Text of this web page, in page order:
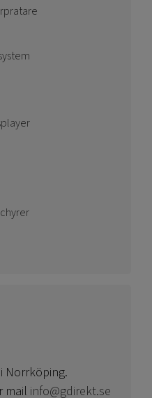
Norrköping.
mail info@gdirekt.se